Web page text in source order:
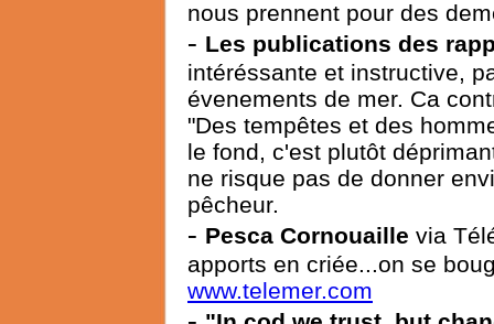
nous prennent pour des
- Les publications des
intéréssante et instructive,
évenements de mer. Ca
"Des tempêtes et des
le fond, c'est plutôt
ne risque pas de donner
pêcheur.
- Pesca Cornouaille via
apports en criée...on se
www.telemer.com